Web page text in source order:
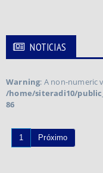
NOTICIAS
Warning: A non-numeric
/home/siteradi10/
86
1 Próximo